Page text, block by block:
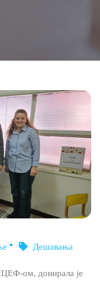
Дешавања
ом, донирала је